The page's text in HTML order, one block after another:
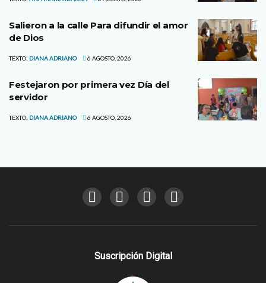
Salieron a la calle Para difundir el amor
de Dios
TEXTO: DIANA ADRIANO 6 AGOSTO, 2026
Festejaron por primera vez Día del
servidor
TEXTO: DIANA ADRIANO 6 AGOSTO, 2026
Suscripción Digital